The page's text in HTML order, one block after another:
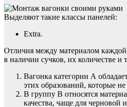
Выделяют такие классы панелей:
Extra.
Отличия между материалом каждой
в наличии сучков, их количестве и
Вагонка категории А
этих образований, которые
В группу В относятся
качества, чаще для черновой